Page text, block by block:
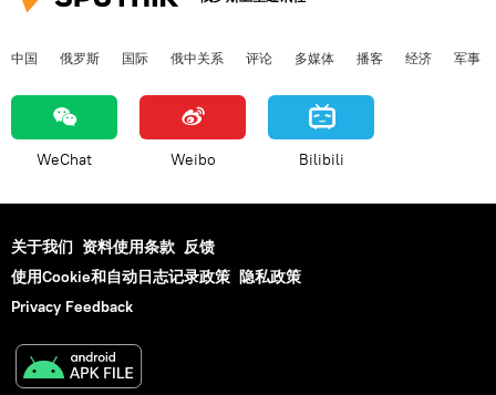
中国 俄罗斯 国际 俄中关系 评论 多媒体 播客 经济 军事
WeChat Weibo Bilibili
关于我们 资料使用条款 反馈
使用Cookie和自动日志记录政策 隐私政策
Privacy Feedback